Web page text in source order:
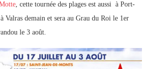
, cette tournée des plages est aussi à Port-
Valras demain et sera au Grau du Roi le 1er
le 3 août.